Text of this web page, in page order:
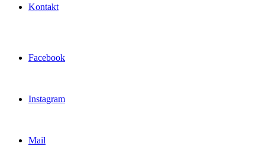
Kontakt
Facebook
Instagram
Mail